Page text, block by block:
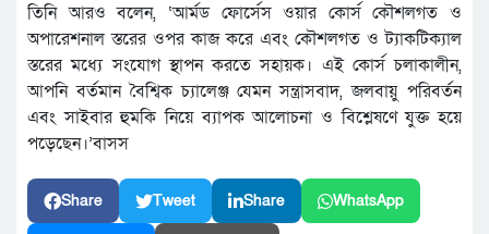
তিনি আরও বলেন, ‘আর্মড ফোর্সেস ওয়ার কোর্স কৌশলগত ও
অপারেশনাল স্তরের ওপর কাজ করে এবং কৌশলগত ও ট্যাকটিক্যাল
স্তরের মধ্যে সংযোগ স্থাপন করতে সহায়ক। এই কোর্স চলাকালীন,
আপনি বর্তমান বৈশ্বিক চ্যালেঞ্জ যেমন সন্ত্রাসবাদ, জলবায়ু পরিবর্তন
এবং সাইবার হুমকি নিয়ে ব্যাপক আলোচনা ও বিশ্লেষণে যুক্ত হয়ে
পড়েছেন।’বাসস
Share Tweet Share WhatsApp